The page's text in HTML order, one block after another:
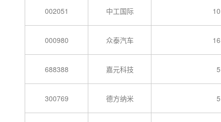
002051 中工国际 10
000980 众泰汽车 16
688388 嘉元科技 5
300769 德方纳米 5